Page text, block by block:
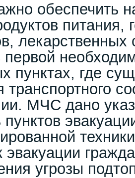
обеспечить
питания,
лекарственных
первой
пунктах, где
транспортного
МЧС дано
пунктов
эвакуации
угрозы